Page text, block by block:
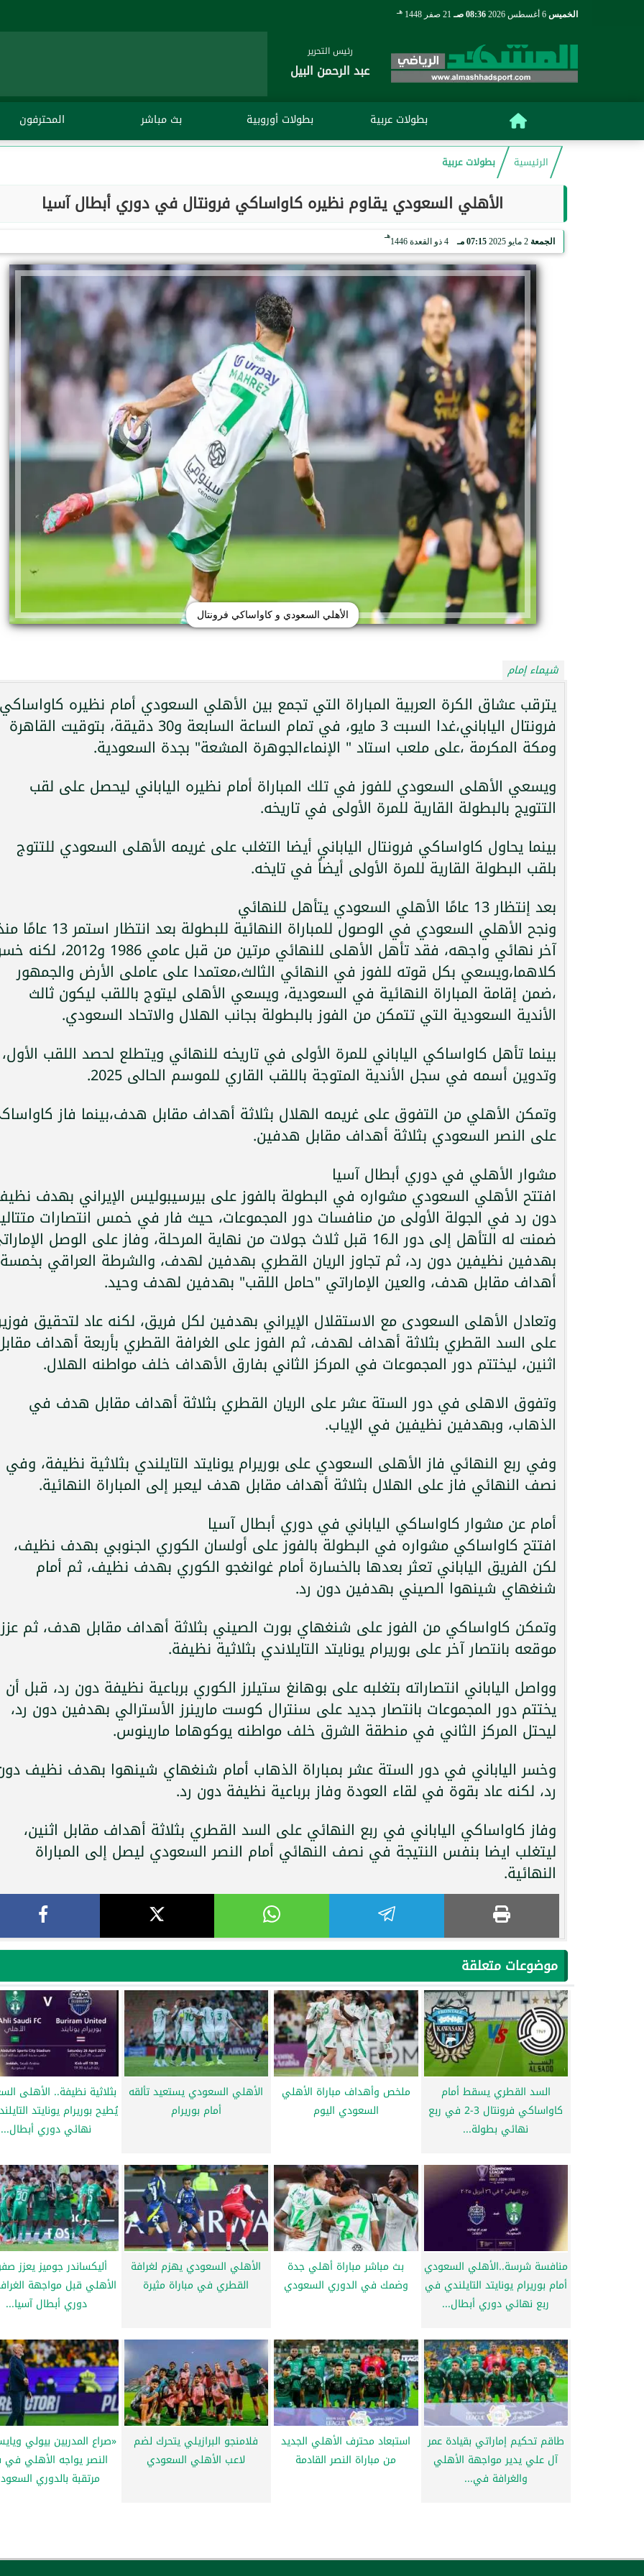
الخميس 08:36 صـ 21 صفر 1448 هـ
رئيس التحرير
عبد الرحمن البيل
بطولات عربية بطولات أوروبية بث مباشر المحترفون
الرئيسية بطولات عربية
الأهلي السعودي يقاوم نظيره كاواساكي فرونتال في دوري أبطال آسيا
الجمعة 2 مايو 2025 07:15 مـ 4 ذو القعدة 1446
هـ
الأهلي السعودي و كاواساكي فرونتال
شيماء إمام
يترقب عشاق الكرة العربية المباراة التي تجمع بين الأهلي السعودي أمام نظيره كاواساكي
فرونتال الياباني،غدا السبت 3 مايو، في تمام الساعة السابعة و30 دقيقة، بتوقيت القاهرة
ومكة المكرمة ،على ملعب استاد " الإنماءالجوهرة المشعة" بجدة السعودية.
ويسعي الأهلى السعودي للفوز في تلك المباراة أمام نظيره الياباني ليحصل على لقب
التتويج بالبطولة القارية للمرة الأولى في تاريخه.
بينما يحاول كاواساكي فرونتال الياباني أيضا التغلب على غريمه الأهلى السعودي للتتوج
بلقب البطولة القارية للمرة الأولى أيضاً في تايخه.
بعد إنتظار 13 عامًا الأهلي السعودي يتأهل للنهائي
ونجح الأهلي السعودي في الوصول للمباراة النهائية للبطولة بعد انتظار
آخر نهائي واجهه، فقد تأهل الأهلى للنهائي مرتين من قبل عامي 1986
كلاهما،ويسعي بكل قوته للفوز في النهائي الثالث،معتمدا على عاملى الأرض والجمهور
،ضمن إقامة المباراة النهائية في السعودية، ويسعي الأهلى ليتوج باللقب ليكون ثالث
الأندية السعودية التي تتمكن من الفوز بالبطولة بجانب الهلال والاتحاد السعودي.
بينما تأهل كاواساكي الياباني للمرة الأولى في تاريخه للنهائي ويتطلع لحصد اللقب الأول،
وتدوين أسمه في سجل الأندية المتوجة باللقب القاري للموسم الحالى 2025.
وتمكن الأهلي من التفوق على غريمه الهلال بثلاثة أهداف مقابل هدف،بينما فاز
على النصر السعودي بثلاثة أهداف مقابل هدفين.
مشوار الأهلي في دوري أبطال آسيا
افتتح الأهلي السعودي مشواره في البطولة بالفوز على بيرسيبوليس الإيراني بهدف
دون رد في الجولة الأولى من منافسات دور المجموعات، حيث فار في خمس انتصارات
ضمنت له التأهل إلى دور الـ16 قبل ثلاث جولات من نهاية المرحلة، وفاز على الوصل
بهدفين نظيفين دون رد، ثم تجاوز الريان القطري بهدفين لهدف، والشرطة العراقي بخمسة
أهداف مقابل هدف، والعين الإماراتي "حامل اللقب" بهدفين لهدف وحيد.
وتعادل الأهلى السعودى مع الاستقلال الإيراني بهدفين لكل فريق، لكنه عاد لتحقيق
على السد القطري بثلاثة أهداف لهدف، ثم الفوز على الغرافة القطري بأربعة أهداف
اثنين، ليختتم دور المجموعات في المركز الثاني بفارق الأهداف خلف مواطنه الهلال.
وتفوق الاهلى في دور الستة عشر على الريان القطري بثلاثة أهداف مقابل هدف في
الذهاب، وبهدفين نظيفين في الإياب.
وفي ربع النهائي فاز الأهلى السعودي على بوريرام يونايتد التايلندي بثلاثية نظيفة، وفي
نصف النهائي فاز على الهلال بثلاثة أهداف مقابل هدف ليعبر إلى المباراة النهائية.
أمام عن مشوار كاواساكي الياباني في دوري أبطال آسيا
افتتح كاواساكي مشواره في البطولة بالفوز على أولسان الكوري الجنوبي بهدف نظيف،
لكن الفريق الياباني تعثر بعدها بالخسارة أمام غوانغجو الكوري بهدف نظيف، ثم أمام
شنغهاي شينهوا الصيني بهدفين دون رد.
وتمكن كاواساكي من الفوز على شنغهاي بورت الصيني بثلاثة أهداف مقابل هدف، ثم عزز
موقعه بانتصار آخر على بوريرام يونايتد التايلاندي بثلاثية نظيفة.
وواصل الياباني انتصاراته بتغلبه على بوهانغ ستيلرز الكوري برباعية نظيفة دون رد، قبل أن
يختتم دور المجموعات بانتصار جديد على سنترال كوست مارينرز الأسترالي بهدفين دون رد،
ليحتل المركز الثاني في منطقة الشرق خلف مواطنه يوكوهاما مارينوس.
وخسر الياباني في دور الستة عشر بمباراة الذهاب أمام شنغهاي شينهوا بهدف نظيف
رد، لكنه عاد بقوة في لقاء العودة وفاز برباعية نظيفة دون رد.
وفاز كاواساكي الياباني في ربع النهائي على السد القطري بثلاثة أهداف مقابل اثنين،
ليتغلب ايضا بنفس النتيجة في نصف النهائي أمام النصر السعودي ليصل إلى المباراة
النهائية.
موضوعات متعلقة
السد القطري يسقط أمام
كاواساكي فرونتال 3-2 في ربع
نهائي بطولة...
ملخص وأهداف مباراة الأهلي
السعودي اليوم
الأهلي السعودي يستعيد تألقه
أمام بوريرام
بثلاثية نظيفة.. الأهلى
يُطيح بوريرام يونايتد
نهائي دوري أبطال...
منافسة شرسة..الأهلي السعودي
أمام بوريرام يونايتد التايلندي في
ربع نهائي دوري أبطال...
بث مباشر مباراة أهلي جدة
وضمك في الدوري السعودي
الأهلي السعودي يهزم لغرافة
القطري في مباراة مثيرة
أليكساندر جوميز يعزز
الأهلي قبل مواجهة
دوري أبطال آسيا...
طاقم تحكيم إماراتي بقيادة عمر
آل علي يدير مواجهة الأهلي
والغرافة في...
استبعاد محترف الأهلي الجديد
من مباراة النصر القادمة
فلامنجو البرازيلي يتحرك لضم
لاعب الأهلي السعودي
«صراع المدربين بيولي
النصر يواجه الأهلي
مرتقبة بالدوري